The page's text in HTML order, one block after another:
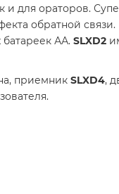
и для ораторов.
обратной
АА. SLXD2
приемник SLXD4,